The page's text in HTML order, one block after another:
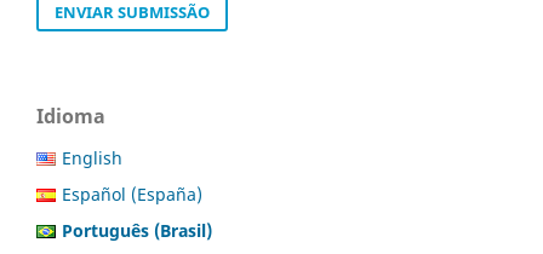
ENVIAR SUBMISSÃO
Idioma
English
Español (España)
Português (Brasil)